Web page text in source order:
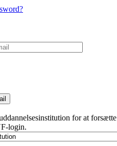
for at forsætte
login.